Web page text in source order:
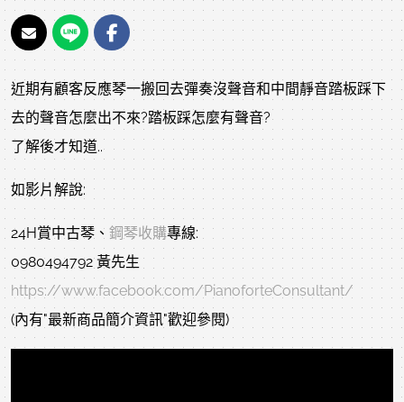
近期有顧客反應琴一搬回去彈奏沒聲音和中間靜音踏板踩下
去的聲音怎麼出不來?踏板踩怎麼有聲音?
了解後才知道..
如影片解說:
24H賞中古琴、 鋼琴收購專線:
0980494792 黃先生
https://www.facebook.com/PianoforteConsultant/
(內有"最新商品簡介資訊"歡迎參閱)